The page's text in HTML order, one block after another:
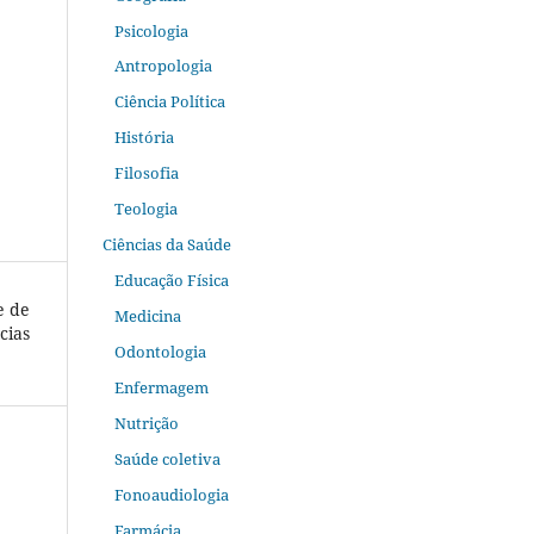
de
Psicologia
Antropologia
Ciência Política
História
Filosofia
Teologia
Ciências da Saúde
Educação Física
Medicina
Odontologia
Enfermagem
Nutrição
Saúde coletiva
Fonoaudiologia